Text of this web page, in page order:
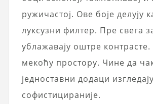
ружичастој. Ове боје делују
луксузни филтер. Пре свега
ублажавају оштре контрасте.
мекоћу простору. Чине да
једноставни додаци изгледају
софистицираније.